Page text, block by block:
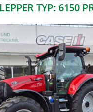
TYP: 6150